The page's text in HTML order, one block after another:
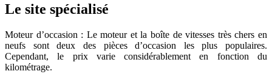
Le site spécialisé
Moteur d’occasion : Le moteur et la boîte de vitesses très chers en
neufs sont deux des pièces d’occasion les plus populaires.
Cependant, le prix varie considérablement en fonction du
kilométrage.